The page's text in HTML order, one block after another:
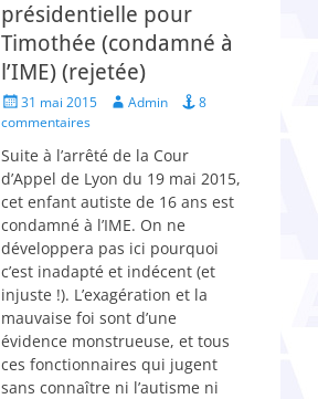
présidentielle pour
Timothée (condamné à
l’IME) (rejetée)
Posted
on
31 mai 2015 Author
Admin
8
commentaires
Suite à l’arrêté de la Cour
d’Appel de Lyon du 19 mai 2015,
cet enfant autiste de 16 ans est
condamné à l’IME. On ne
développera pas ici pourquoi
c’est inadapté et indécent (et
injuste !). L’exagération et la
mauvaise foi sont d’une
évidence monstrueuse, et tous
ces fonctionnaires qui jugent
sans connaître ni l’autisme ni